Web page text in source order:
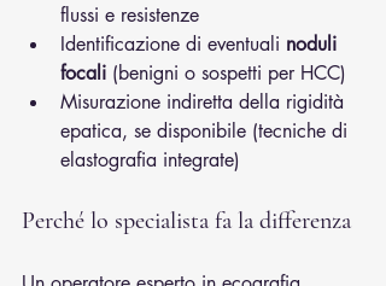
flussi e resistenze
Identificazione di eventuali noduli
focali (benigni o sospetti per HCC)
Misurazione indiretta della rigidità
epatica, se disponibile (tecniche di
elastografia integrate)
Perché lo specialista fa la differenza